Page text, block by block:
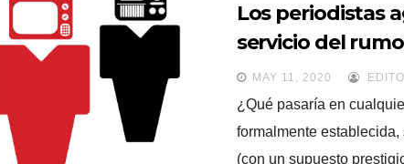
Los periodistas
servicio del
MAY 11, 2020
¿Qué pasaría en
formalmente
(con un supuesto